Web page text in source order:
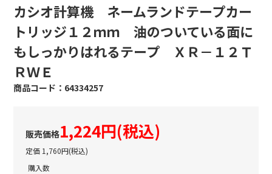
カシオ計算機 ネームランドテープカー
トリッジ１２ｍｍ 油のついている面に
もしっかりはれるテープ ＸＲ－１２Ｔ
ＲＷＥ
64334257
1,224円(税込)
定価 1,760円(税込)
購入数